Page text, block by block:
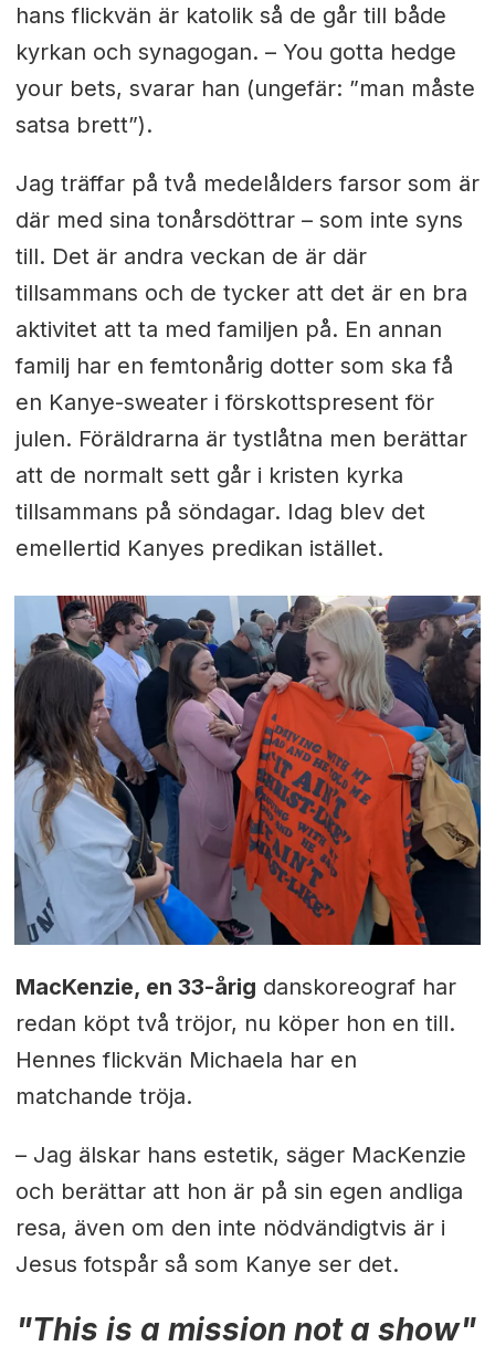
hans flickvän är katolik så de går till både
kyrkan och synagogan. – You gotta hedge
your bets, svarar han (ungefär: ”man måste
satsa brett”).
Jag träffar på två medelålders farsor som är
där med sina tonårsdöttrar – som inte syns
till. Det är andra veckan de är där
tillsammans och de tycker att det är en bra
aktivitet att ta med familjen på. En annan
familj har en femtonårig dotter som ska få
en Kanye-sweater i förskottspresent för
julen. Föräldrarna är tystlåtna men berättar
att de normalt sett går i kristen kyrka
tillsammans på söndagar. Idag blev det
emellertid Kanyes predikan istället.
MacKenzie, en 33-årig danskoreograf har
redan köpt två tröjor, nu köper hon en till.
Hennes flickvän Michaela har en
matchande tröja.
– Jag älskar hans estetik, säger MacKenzie
och berättar att hon är på sin egen andliga
resa, även om den inte nödvändigtvis är i
Jesus fotspår så som Kanye ser det.
"This is a mission not a show"